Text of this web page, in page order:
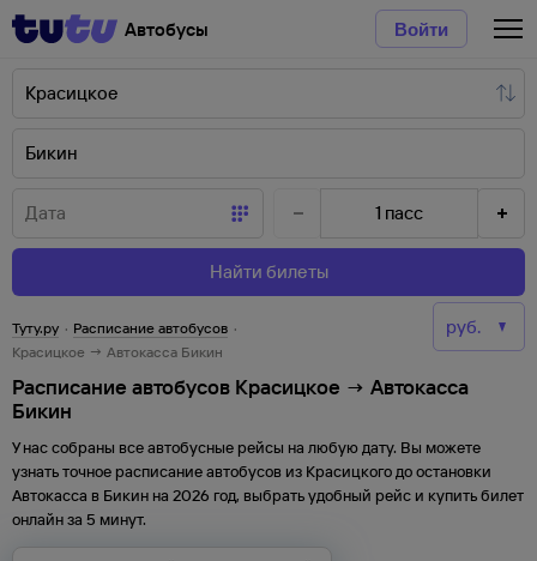
Автобусы Войти
1 пасс
Найти билеты
Туту.ру · Расписание автобусов ·
Красицкое → Автокасса Бикин
Расписание автобусов Красицкое → Автокасса
Бикин
У нас собраны все автобусные рейсы на любую дату. Вы можете
узнать точное расписание автобусов из Красицкого доостановки
Автокасса в Бикин на 2026 год, выбрать удобный рейс и купить билет
онлайн за 5 минут.